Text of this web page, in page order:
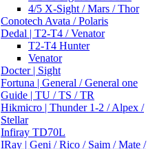
4/5 X-Sight / Mars / Thor
Conotech Avata / Polaris
Dedal | T2-T4 / Venator
T2-T4 Hunter
Venator
Docter | Sight
Fortuna | General / General one
Guide | TU / TS / TR
Hikmicro | Thunder 1-2 / Alpex /
Stellar
Infiray TD70L
IRay | Geni / Rico / Saim / Mate /